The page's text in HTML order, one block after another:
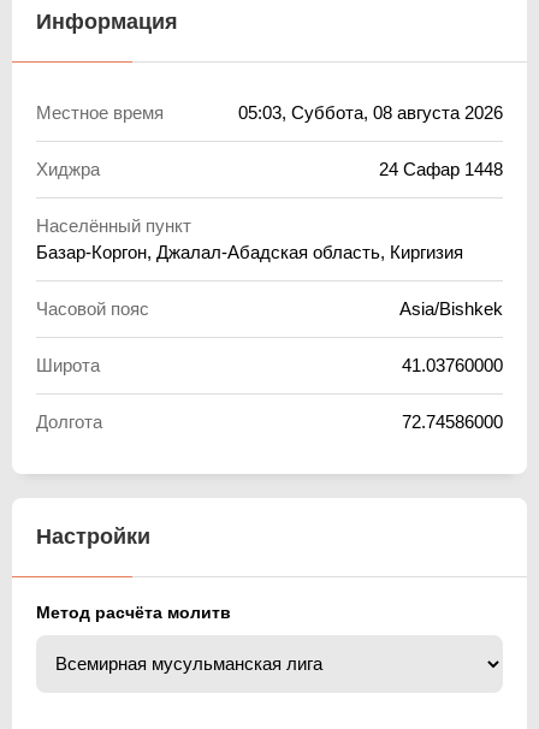
Информация
Местное время 05:03, Суббота, 08 августа 2026
Хиджра 24 Сафар 1448
Населённый пункт
Базар-Коргон, Джалал-Абадская область, Киргизия
Часовой пояс Asia/Bishkek
Широта 41.03760000
Долгота 72.74586000
Настройки
Метод расчёта молитв